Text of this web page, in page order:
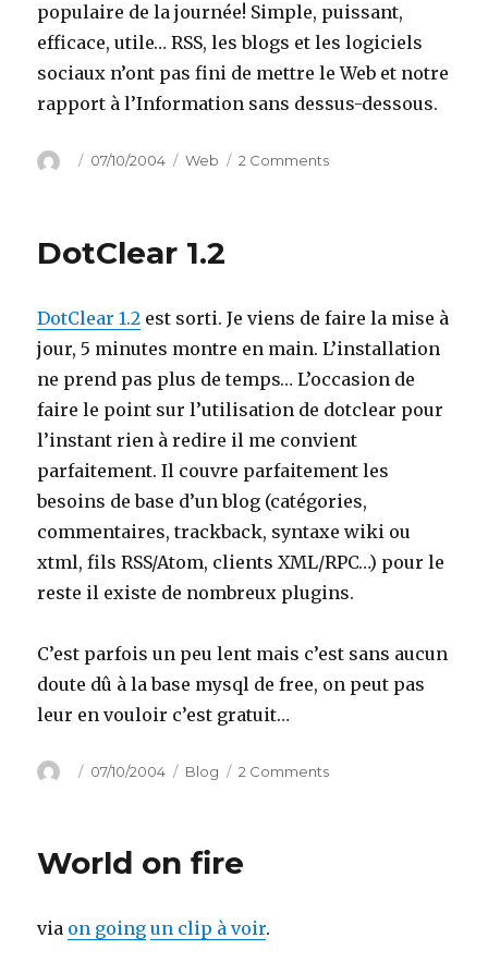
populaire de la journée! Simple, puissant,
efficace, utile… RSS, les blogs et les logiciels
sociaux n’ont pas fini de mettre le Web et notre
rapport à l’Information sans dessus-dessous.
Author
Posted
07/10/2004 Categories
Web 2 Commentson
DotClear 1.2
DotClear 1.2 est sorti. Je viens de faire la mise à
jour, 5 minutes montre en main. L’installation
ne prend pas plus de temps… L’occasion de
faire le point sur l’utilisation de dotclear pour
l’instant rien à redire il me convient
parfaitement. Il couvre parfaitement les
besoins de base d’un blog (catégories,
commentaires, trackback, syntaxe wiki ou
xtml, fils RSS/Atom, clients XML/RPC…) pour le
reste il existe de nombreux plugins.
C’est parfois un peu lent mais c’est sans aucun
doute dû à la base mysql de free, on peut pas
leur en vouloir c’est gratuit…
Author
Posted
07/10/2004 Categories
Blog 2 Commentson
World on fire
via on going un clip à voir.